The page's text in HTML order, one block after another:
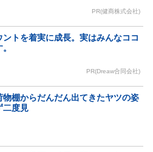
PR(健商株式会社)
ントを着実に成長。実はみんなココ
PR(Dreaw合同会社)
物棚からだんだん出てきたヤツの姿
度見